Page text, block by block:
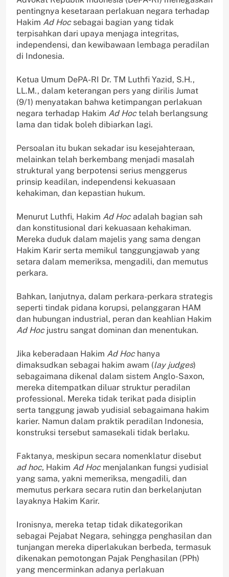
pentingnya kesetaraan perlakuan negara terhadap
Hakim Ad Hocsebagai bagian yang tidak
terpisahkan dari upaya menjaga integritas,
independensi, dan kewibawaan lembaga peradilan
di Indonesia.
Ketua Umum DePA-RI Dr. TM Luthfi Yazid, S.H.,
LL.M., dalam keterangan pers yang dirilis Jumat
(9/1) menyatakan bahwa ketimpangan perlakuan
negara terhadap Hakim Ad Hoctelah berlangsung
lama dan tidak boleh dibiarkan lagi.
Persoalan itu bukan sekadar isu kesejahteraan,
melainkan telah berkembang menjadi masalah
struktural yang berpotensi serius menggerus
prinsip keadilan, independensi kekuasaan
kehakiman, dan kepastian hukum.
Menurut Luthfi, Hakim Ad Hocadalah bagian sah
dan konstitusional dari kekuasaan kehakiman.
Mereka duduk dalam majelis yang sama dengan
Hakim Karir serta memikul tanggungjawab yang
setara dalam memeriksa, mengadili, dan memutus
perkara.
Bahkan, lanjutnya, dalam perkara-perkara strategis
seperti tindak pidana korupsi, pelanggaran HAM
dan hubungan industrial, peran dan keahlian Hakim
Ad Hocjustru sangat dominan dan menentukan.
Jika keberadaan Hakim Ad Hoc hanya
dimaksudkan sebagai hakim awam (lay judges)
sebagaimana dikenal dalam sistem Anglo-Saxon,
mereka ditempatkan diluar struktur peradilan
professional. Mereka tidak terikat pada disiplin
serta tanggung jawab yudisial sebagaimana hakim
karier. Namun dalam praktik peradilan Indonesia,
konstruksi tersebut samasekali tidak berlaku.
Faktanya, meskipun secara nomenklatur disebut
ad hoc, Hakim Ad Hocmenjalankan fungsi yudisial
yang sama, yakni memeriksa, mengadili, dan
memutus perkara secara rutin dan berkelanjutan
layaknya Hakim Karir.
Ironisnya, mereka tetap tidak dikategorikan
sebagai Pejabat Negara, sehingga penghasilan dan
tunjangan mereka diperlakukan berbeda, termasuk
dikenakan pemotongan Pajak Penghasilan (PPh)
yang mencerminkan adanya perlakuan